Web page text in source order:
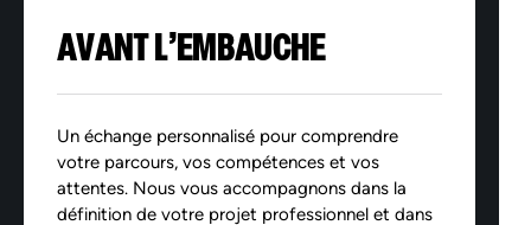
AVANT L’EMBAUCHE
Un échange personnalisé pour comprendre
votre parcours, vos compétences et vos
attentes. Nous vous accompagnons dans la
définition de votre projet professionnel et dans